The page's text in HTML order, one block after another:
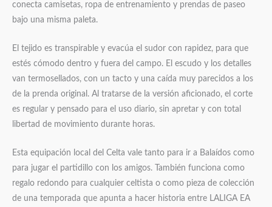
conecta camisetas, ropa de entrenamiento y prendas de paseo
bajo una misma paleta.
El tejido es transpirable y evacúa el sudor con rapidez, para que
estés cómodo dentro y fuera del campo. El escudo y los detalles
van termosellados, con un tacto y una caída muy parecidos a los
de la prenda original. Al tratarse de la versión aficionado, el corte
es regular y pensado para el uso diario, sin apretar y con total
libertad de movimiento durante horas.
Esta equipación local del Celta vale tanto para ir a Balaídos como
para jugar el partidillo con los amigos. También funciona como
regalo redondo para cualquier celtista o como pieza de colección
de una temporada que apunta a hacer historia entre LALIGA EA